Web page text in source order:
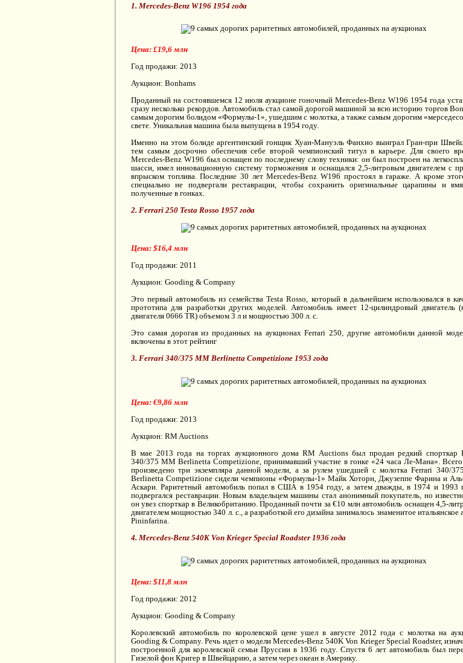
1. Mercedes-Benz W196 1954 года
Цена: £19,6 млн
Год продажи: 2013
Аукцион: Bonhams
Проданный на состоявшемся 12 июля аукционе гоночный Mercedes-Benz W196 1954 года
сразу несколько рекордов. Автомобиль стал самой дорогой машиной за всю историю торгов
самым дорогим болидом «Формулы-1», ушедшим с молотка, а также самым дорогим
свете. Уникальная машина была выпущена в 1954 году.
Именно на этом болиде аргентинский гонщик Хуан-Мануэль Фанхио выиграл Гран-при
тем самым досрочно обеспечив себе второй чемпионский титул в карьере. Для своего
Mercedes-Benz W196 был оснащен по последнему слову техники: он был построен на
шасси, имел инновационную систему торможения и оснащался 2,5-литровым двигателем с
впрыском топлива. Последние 30 лет Mercedes-Benz W196 простоял в гараже. А кроме
специально не подвергали реставрации, чтобы сохранить оригинальные царапины и
полученные в гонках.
2. Ferrari 250 Testa Rosso 1957 года
Цена: $16,4 млн
Год продажи: 2011
Аукцион: Gooding & Company
Это первый автомобиль из семейства Testa Rosso, который в дальнейшем использовался в
прототипа для разработки других моделей. Автомобиль имеет 12-цилиндровый двигатель
двигателя 0666 TR) объемом 3 л и мощностью 300 л. с.
Это самая дорогая из проданных на аукционах Ferrari 250, другие автомобили данной
включены в этот рейтинг
3. Ferrari 340/375 MM Berlinetta Competizione 1953 года
Цена: €9,86 млн
Год продажи: 2013
Аукцион: RM Auctions
В мае 2013 года на торгах аукционного дома RM Auctions был продан редкий спорткар
340/375 MM Berlinetta Competizione, принимавший участие в гонке «24 часа Ле-Мана».
произведено три экземпляра данной модели, а за рулем ушедшей с молотка Ferrari 340/
Berlinetta Competizione сидели чемпионы «Формулы-1» Майк Хоторн, Джузеппе Фарина и
Аскари. Раритетный автомобиль попал в США в 1954 году, а затем дважды, в 1974 и 1993
подвергался реставрации. Новым владельцем машины стал анонимный покупатель, но
он увез спорткар в Великобританию. Проданный почти за €10 млн автомобиль оснащен 4,5-
двигателем мощностью 340 л. с., а разработкой его дизайна занималось знаменитое итальянское
Pininfarina.
4. Mercedes-Benz 540K Von Krieger Special Roadster 1936 года
Цена: $11,8 млн
Год продажи: 2012
Аукцион: Gooding & Company
Королевский автомобиль по королевской цене ушел в августе 2012 года с молотка на
Gooding & Company. Речь идет о модели Mercedes-Benz 540K Von Krieger Special Roadster,
построенной для королевской семьи Пруссии в 1936 году. Спустя 6 лет автомобиль был
Гизелой фон Кригер в Швейцарию, а затем через океан в Америку.